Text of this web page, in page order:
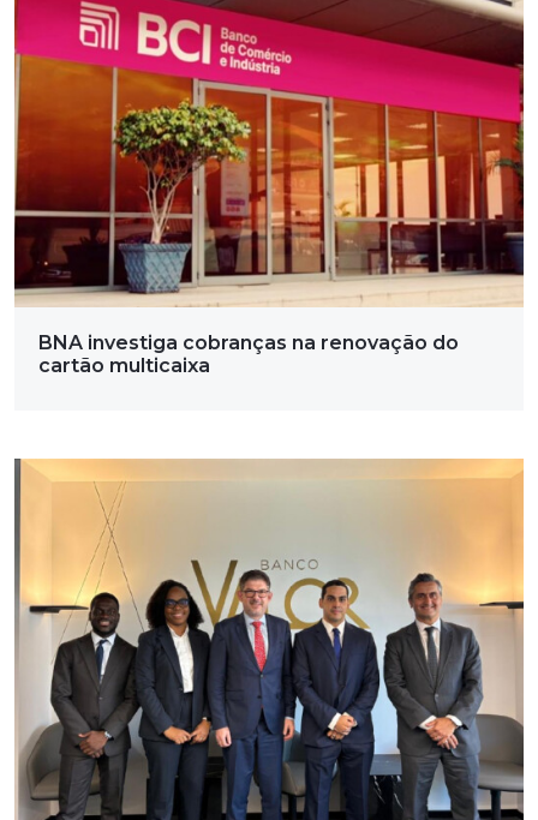
BNA investiga cobranças na renovação do
cartão multicaixa